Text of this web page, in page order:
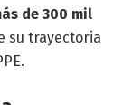
de 300 mil
su trayectoria